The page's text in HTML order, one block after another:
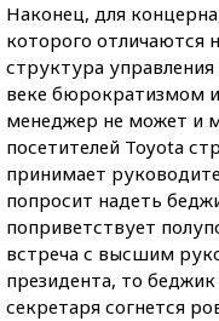
Наконец, для
которого отличаются
структура
веке бюрократизмом
менеджер не может и
посетителей Toyota
принимает
попросит надеть
поприветствует
встреча с высшим
президента, то
секретаря согнется